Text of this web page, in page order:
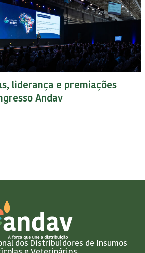
liderança e premiações
Andav
dos Distribuidores de Insumos